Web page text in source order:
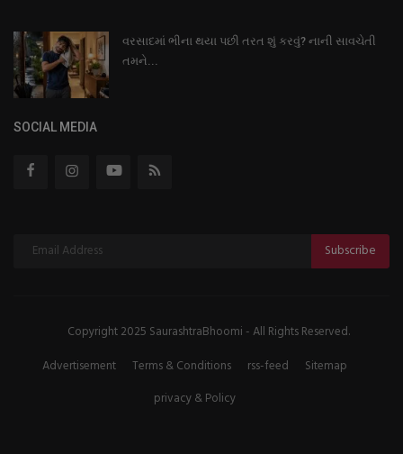
વરસાદમાં ભીના થયા પછી તરત શું કરવું? નાની સાવચેતી
તમને...
SOCIAL MEDIA
Subscribe
Copyright 2025 SaurashtraBhoomi - All Rights Reserved.
Advertisement
Terms & Conditions rss-feed
Sitemap
privacy & Policy